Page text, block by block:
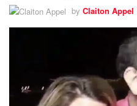
by Claiton Appel